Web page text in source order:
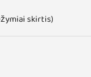
skirtis)